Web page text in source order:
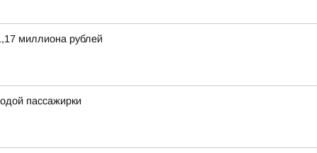
миллиона рублей
пассажирки